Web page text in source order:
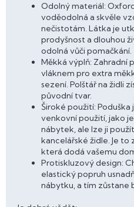
Odolný materiál:
voděodolná a skvěle
nečistotám. Látka je
prodyšnost a dlouhou
odolná vůči pomačkání.
Měkká výplň: Zahradní
vláknem pro extra
sezení. Polštář na židli
původní tvar.
Široké použití:
venkovní použití, jako
nábytek, ale lze ji
kancelářské židle. Je
která dodá vašemu
Protiskluzový design:
elastický popruh
nábytku, a tím zůstane